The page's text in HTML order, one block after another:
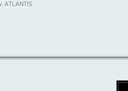
ATLANTIS